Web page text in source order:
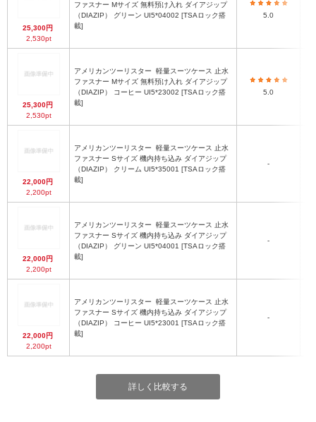
25,300円
2,530pt
ファスナー Mサイズ 無料預け入れ ダイアジップ
（DIAZIP） グリーン UI5*04002 [TSAロック搭
載]
5.0
25,300円
2,530pt
アメリカンツーリスター
ファスナー Mサイズ 無料預け入れ ダイアジップ
（DIAZIP） コーヒー UI5*23002 [TSAロック搭
載]
5.0
22,000円
2,200pt
アメリカンツーリスター
ファスナー Sサイズ 機内持ち込み ダイアジップ
（DIAZIP） クリーム UI5*35001 [TSAロック搭
載]
-
22,000円
2,200pt
アメリカンツーリスター
ファスナー Sサイズ 機内持ち込み ダイアジップ
（DIAZIP） グリーン UI5*04001 [TSAロック搭
載]
-
22,000円
2,200pt
アメリカンツーリスター
ファスナー Sサイズ 機内持ち込み ダイアジップ
（DIAZIP） コーヒー UI5*23001 [TSAロック搭
載]
-
詳しく比較する